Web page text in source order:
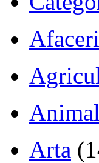
Afaceri
Arta